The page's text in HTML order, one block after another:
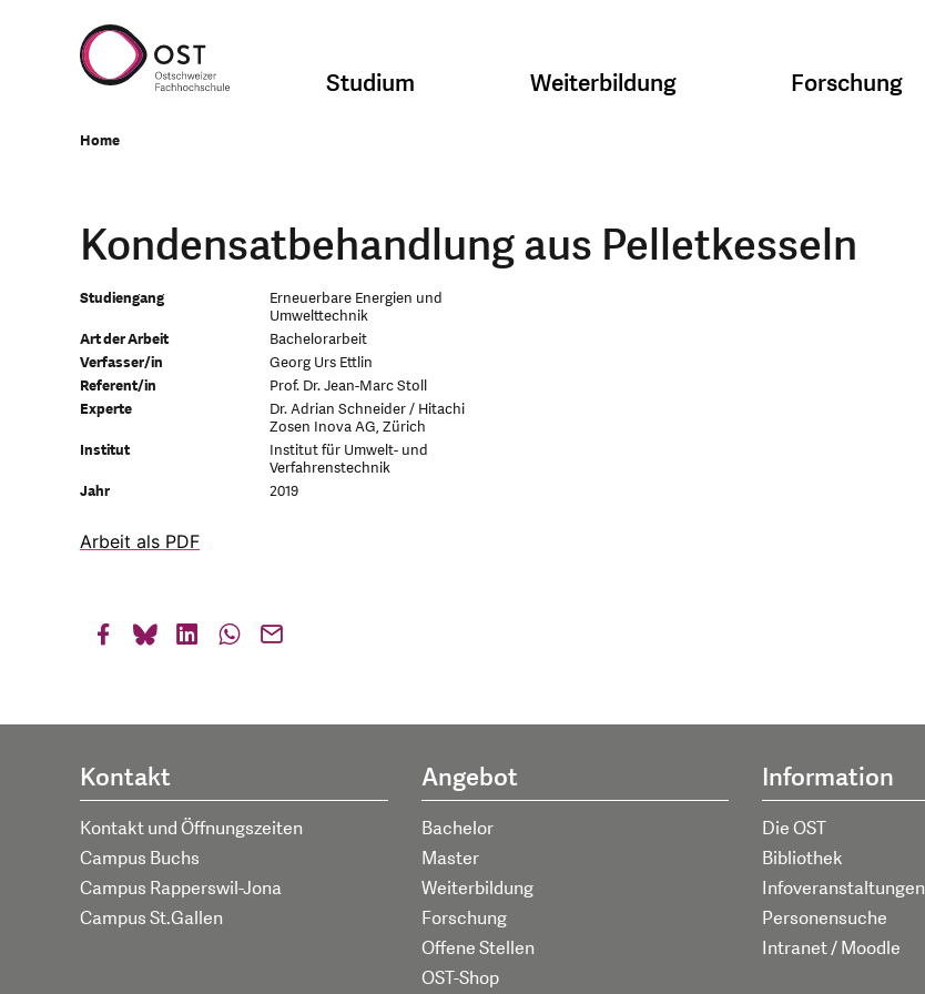
Studium Weiterbildung Forschung
Home
Kondensatbehandlung aus Pelletkesseln
Studiengang
Erneuerbare Energien und
Umwelttechnik
Art der Arbeit
Bachelorarbeit
Verfasser/in
Georg Urs Ettlin
Referent/in
Prof. Dr. Jean-Marc Stoll
Experte
Dr. Adrian Schneider / Hitachi
Zosen Inova AG, Zürich
Institut
Institut für Umwelt- und
Verfahrenstechnik
Jahr
2019
Arbeit als PDF
Kontakt
Kontakt und Öffnungszeiten
Campus Buchs
Campus Rapperswil-Jona
Campus St.Gallen
Angebot
Bachelor
Master
Weiterbildung
Forschung
Offene Stellen
OST-Shop
Information
Die OST
Bibliothek
Infoveranstaltungen
Personensuche
Intranet / Moodle